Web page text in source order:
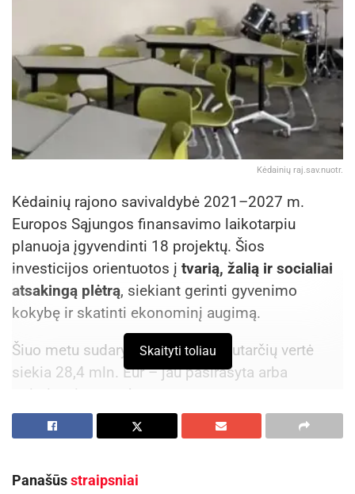
Kėdainių raj.sav.nuotr.
Kėdainių rajono savivaldybė 2021–2027 m.
Europos Sąjungos finansavimo laikotarpiu
planuoja įgyvendinti 18 projektų. Šios
investicijos orientuotos į tvarią, žalią ir socialiai
atsakingą plėtrą, siekiant gerinti gyvenimo
kokybę ir skatinti ekonominį augimą.
Šiuo metu sudarytų ir rengiamų sutarčių vertė
siekia 28,4 mln. Eur – jau pasirašyta arba
artimiausiu metu bus
pasirašytapenkiolikosprojektų finansavimo
sutarčių.
Didžiausia pažanga pasiekta švietimo plėtros,
Skaityti toliau
Panašūsstraipsniai